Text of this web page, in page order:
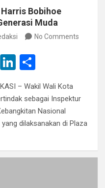
Bobihoe
Muda
No Comments
G
Li
ke
dI
n
ar
e
– Wakil Wali Kota
sebagai Inspektur
Nasional
dilaksanakan di Plaza